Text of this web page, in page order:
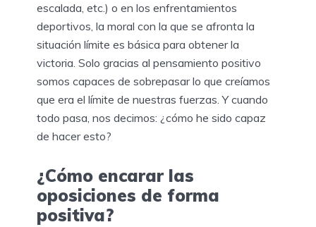
escalada, etc.) o en los enfrentamientos
deportivos, la moral con la que se afronta la
situación límite es básica para obtener la
victoria. Solo gracias al pensamiento positivo
somos capaces de sobrepasar lo que creíamos
que era el límite de nuestras fuerzas. Y cuando
todo pasa, nos decimos: ¿cómo he sido capaz
de hacer esto?
¿Cómo encarar las
oposiciones de forma
positiva?